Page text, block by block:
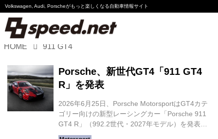
Volkswagen, Audi, Porscheがもっと楽しくなる自動車情報サイト
Audi
Porsche
Motorsport
HOME 911 GT4
Porsche、新世代GT4「911 GT4
R」を発表
2026年6月25日、Porsche MotorsportはGT4カテ
ゴリー向けの新型レーシングカー「Porsche 911
GT4 R」（992.2世代・2027年モデル）を発表し
た。911 Cup（992.2）をベースに開発されたシ